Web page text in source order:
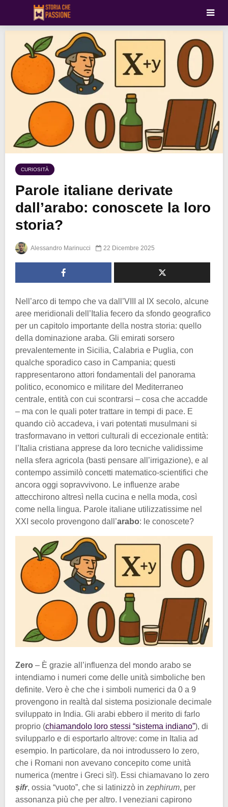
CURIOSITÀ
Parole italiane derivate
dall’arabo: conoscete la loro
storia?
Alessandro Marinucci 22 Dicembre 2025
Nell’arco di tempo che va dall’VIII al IX secolo, alcune
aree meridionali dell’Italia fecero da sfondo geografico
per un capitolo importante della nostra storia: quello
della dominazione araba. Gli emirati sorsero
prevalentemente in Sicilia, Calabria e Puglia, con
qualche sporadico caso in Campania; questi
rappresentarono attori fondamentali del panorama
politico, economico e militare del Mediterraneo
centrale, entità con cui scontrarsi – cosa che accadde
– ma con le quali poter trattare in tempi di pace. E
quando ciò accadeva, i vari potentati musulmani si
trasformavano in vettori culturali di eccezionale entità:
l’Italia cristiana apprese da loro tecniche validissime
nella sfera agricola (basti pensare all’irrigazione), e al
contempo assimilò concetti matematico-scientifici che
ancora oggi sopravvivono. Le influenze arabe
attecchirono altresì nella cucina e nella moda, così
come nella lingua. Parole italiane utilizzatissime nel
XXI secolo provengono dall’arabo: le conoscete?
Zero – È grazie all’influenza del mondo arabo se
intendiamo i numeri come delle unità simboliche ben
definite. Vero è che che i simboli numerici da 0 a 9
provengono in realtà dal sistema posizionale decimale
sviluppato in India. Gli arabi ebbero il merito di farlo
proprio (chiamandolo loro stessi “sistema indiano”), di
svilupparlo e di esportarlo altrove: come in Italia ad
esempio. In particolare, da noi introdussero lo zero,
che i Romani non avevano concepito come unità
numerica (mentre i Greci sì!). Essi chiamavano lo zero
ṣifr, ossia “vuoto”, che si latinizzò in zephirum, per
assonanza più che per altro. I veneziani capirono